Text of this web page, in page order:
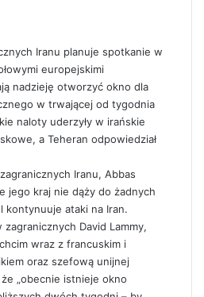
Iranu planuje spotkanie w
europejskimi
nadzieję otworzyć okno dla
w trwającej od tygodnia
naloty uderzyły w irańskie
a Teheran odpowiedział
Iranu, Abbas
jego kraj nie dąży do żadnych
kontynuuje ataki na Iran.
David Lammy,
wraz z francuskim i
oraz szefową unijnej
„obecnie istnieje okno